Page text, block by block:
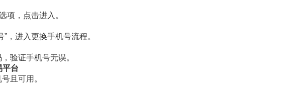
项，点击进入。
，进入更换手机号流程。
验证手机号无误。
平台
且可用。